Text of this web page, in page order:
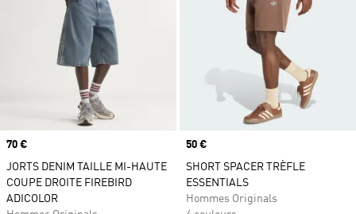
Prix
70 €
JORTS DENIM TAILLE MI-HAUTE
COUPE DROITE FIREBIRD
ADICOLOR
Prix
50 €
SHORT SPACER TRÈFLE
ESSENTIALS
Hommes Originals